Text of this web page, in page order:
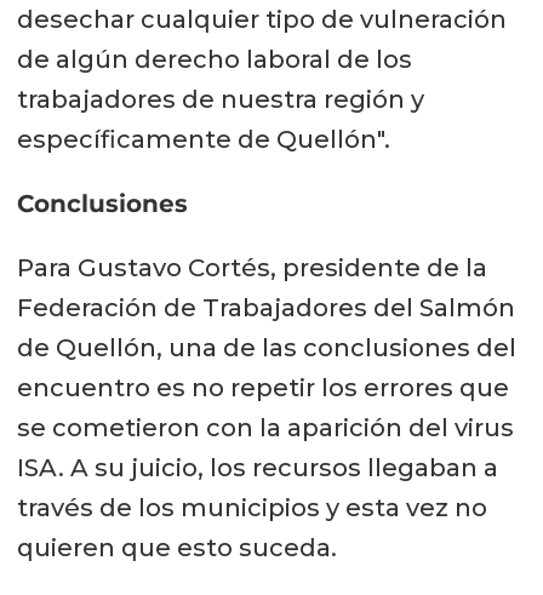
desechar cualquier tipo de vulneración
de algún derecho laboral de los
trabajadores de nuestra región y
específicamente de Quellón".
Conclusiones
Para Gustavo Cortés, presidente de la
Federación de Trabajadores del Salmón
de Quellón, una de las conclusiones del
encuentro es no repetir los errores que
se cometieron con la aparición del virus
ISA. A su juicio, los recursos llegaban a
través de los municipios y esta vez no
quieren que esto suceda.